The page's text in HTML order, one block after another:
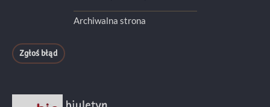
Archiwalna strona
Zgłoś błąd